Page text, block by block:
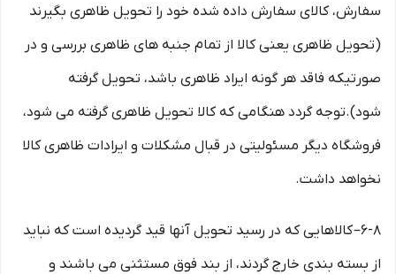
سفارش، کالای سفارش داده شده خود را تحویل ظاهری بگیرند
(تحویل ظاهری یعنی کالا از تمام جنبه های ظاهری بررسی و در
صورتیکه فاقد هر گونه ایراد ظاهری باشد، تحویل گرفته
شود).توجه گردد هنگامی که کالا تحویل ظاهری گرفته می شود،
فروشگاه دیگر مسئولیتی در قبال مشکلات و ایرادات ظاهری کالا
نخواهد داشت.
۶-۸– کالاهایی که در رسید تحویل آنها قید گردیده است که نباید
از بسته بندی خارج گردند، از بند فوق مستثنی می باشند و